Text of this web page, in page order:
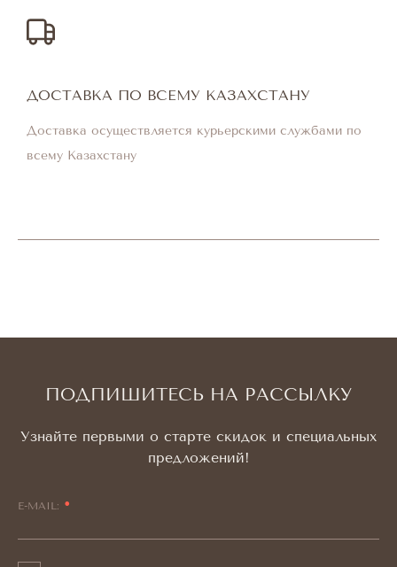
ДОСТАВКА ПО ВСЕМУ КАЗАХСТАНУ
Доставка осуществляется курьерскими службами по
всему Казахстану
ПОДПИШИТЕСЬ НА РАССЫЛКУ
Узнайте первыми о старте скидок и специальных
предложений!
E-MAIL: